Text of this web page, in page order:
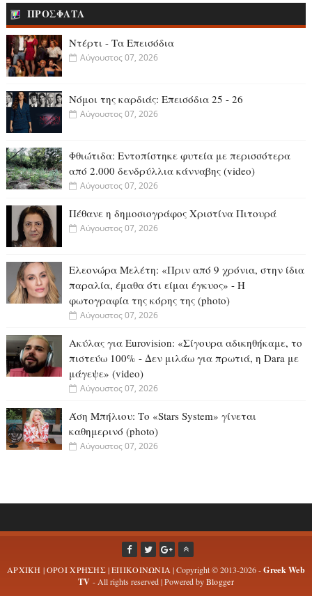
ΠΡΟΣΦΑΤΑ
Ντέρτι - Τα Επεισόδια
Αύγουστος 07, 2026
Νόμοι της καρδιάς: Επεισόδια 25 - 26
Αύγουστος 07, 2026
Φθιώτιδα: Εντοπίστηκε φυτεία με περισσότερα
από 2.000 δενδρύλλια κάνναβης (video)
Αύγουστος 07, 2026
Πέθανε η δημοσιογράφος Χριστίνα Πιτουρά
Αύγουστος 07, 2026
Ελεονώρα Μελέτη: «Πριν από 9 χρόνια, στην ίδια
παραλία, έμαθα ότι είμαι έγκυος» - Η
φωτογραφία της κόρης της (photo)
Αύγουστος 07, 2026
Ακύλας για Eurovision: «Σίγουρα αδικηθήκαμε, το
πιστεύω 100% - Δεν μιλάω για πρωτιά, η Dara με
μάγεψε» (video)
Αύγουστος 07, 2026
Άση Μπήλιου: Το «Stars System» γίνεται
καθημερινό (photo)
Αύγουστος 07, 2026
ΑΡΧΙΚΗ |ΟΡΟΙ ΧΡΗΣΗΣ|ΕΠΙΚΟΙΝΩΝΙΑ | Copyright © 2013-2026 -Greek Web
TV - All rights reserved | Powered byBlogger